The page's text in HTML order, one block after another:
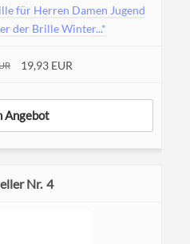
für Herren Damen Jugend
der Brille Winter...*
19,93 EUR
Angebot
4